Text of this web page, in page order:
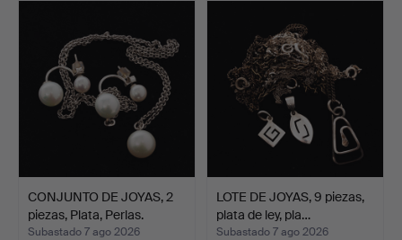
CONJUNTO DE JOYAS, 2
piezas, Plata, Perlas.
Subastado 7 ago 2026
LOTE DE JOYAS, 9 piezas,
plata de ley, pla…
Subastado 7 ago 2026